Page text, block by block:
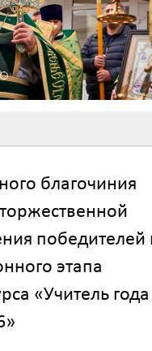
благочиния
победителей
этапа
«Учитель